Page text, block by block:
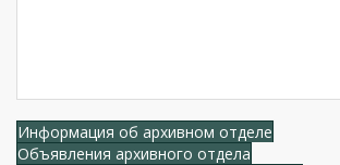
Информация об архивном отделе
Объявления архивного отдела